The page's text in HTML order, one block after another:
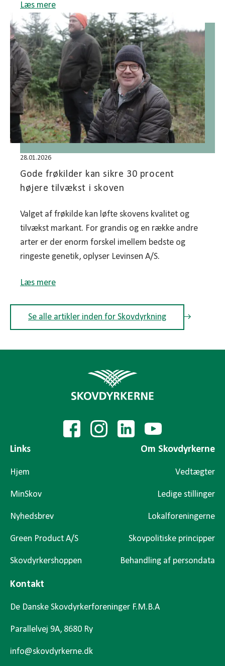
Læs mere
28.01.2026
Gode frøkilder kan sikre 30 procent
højere tilvækst i skoven
Valget af frøkilde kan løfte skovens kvalitet og
tilvækst markant. For grandis og en række andre
arter er der enorm forskel imellem bedste og
ringeste genetik, oplyser Levinsen A/S.
Læs mere
Se alle artikler inden for Skovdyrkning
Links
Hjem
MinSkov
Nyhedsbrev
Green Product A/S
Skovdyrkershoppen
Om Skovdyrkerne
Vedtægter
Ledige stillinger
Lokalforeningerne
Skovpolitiske principper
Behandling af persondata
Kontakt
De Danske Skovdyrkerforeninger F.M.B.A
Parallelvej 9A, 8680 Ry
info@skovdyrkerne.dk